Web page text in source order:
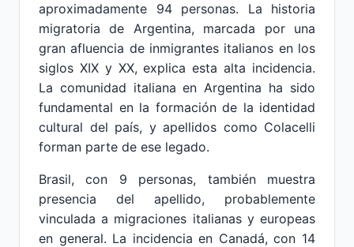
aproximadamente 94 personas. La historia
migratoria de Argentina, marcada por una
gran afluencia de inmigrantes italianos en los
siglos XIX y XX, explica esta alta incidencia.
La comunidad italiana en Argentina ha sido
fundamental en la formación de la identidad
cultural del país, y apellidos como Colacelli
forman parte de ese legado.
Brasil, con 9 personas, también muestra
presencia del apellido, probablemente
vinculada a migraciones italianas y europeas
en general. La incidencia en Canadá, con 14